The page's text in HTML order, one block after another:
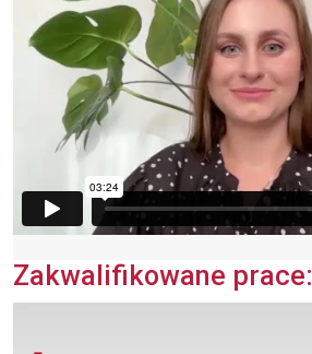
Zakwalifikowane prace: